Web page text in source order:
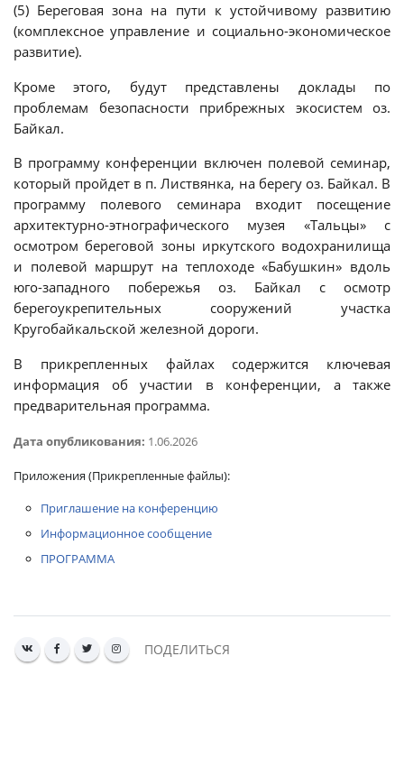
(5) Береговая зона на пути к устойчивому развитию
(комплексное управление и социально-экономическое
развитие).
Кроме этого, будут представлены доклады по
проблемам безопасности прибрежных экосистем оз.
Байкал.
В программу конференции включен полевой семинар,
который пройдет в п. Листвянка, на берегу оз. Байкал. В
программу полевого семинара входит посещение
архитектурно-этнографического музея «Тальцы» с
осмотром береговой зоны иркутского водохранилища
и полевой маршрут на теплоходе «Бабушкин» вдоль
юго-западного побережья оз. Байкал с осмотр
берегоукрепительных сооружений участка
Кругобайкальской железной дороги.
В прикрепленных файлах содержится ключевая
информация об участии в конференции, а также
предварительная программа.
Дата опубликования: 1.06.2026
Приложения (Прикрепленные файлы):
Приглашение на конференцию
Информационное сообщение
ПРОГРАММА
ПОДЕЛИТЬСЯ